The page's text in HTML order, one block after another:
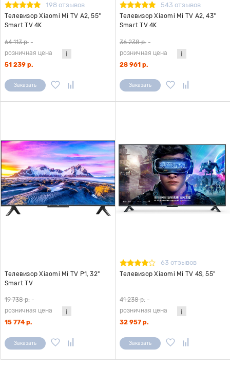
198 отзывов
Телевизор Xiaomi Mi TV A2, 55"
Smart TV 4K
64 113 р. -
розничная цена
51 239 р.
Заказать
543 отзывов
Телевизор Xiaomi Mi TV A2, 43"
Smart TV 4K
36 238 р. -
розничная цена
28 961 р.
Заказать
Телевизор Xiaomi Mi TV P1, 32"
Smart TV
19 738 р. -
розничная цена
15 774 р.
Заказать
63 отзывов
Телевизор Xiaomi Mi TV 4S, 55"
41 238 р. -
розничная цена
32 957 р.
Заказать